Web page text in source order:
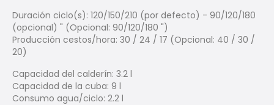
Duración ciclo(s): 120/150/210 (por defecto) - 90/120/180
(opcional) " (Opcional: 90/120/180 ")
Producción cestos/hora: 30 / 24 / 17 (Opcional: 40 / 30 /
20)
Capacidad del calderín: 3.2 l
Capacidad de la cuba: 9 l
Consumo agua/ciclo: 2.2 l